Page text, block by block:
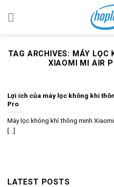
TAG ARCHIVES: MÁY LỌC
XIAOMI MI AIR
Lợi ích của máy lọc không khí
Pro
Máy lọc không khí thông minh
[...]
LATEST POSTS